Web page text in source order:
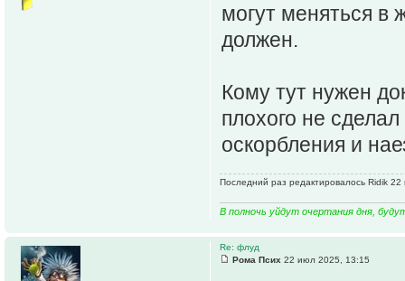
могут меняться в
должен.
Кому тут нужен
плохого не
оскорбления и
Последний раз редактировалось Ridik
В полночь уйдут очертания дня,
Re: флуд
Рома Псих 22 июл 2025, 13:15